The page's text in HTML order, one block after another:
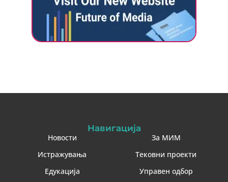
Навигација
Новости
Истражувања
Едукација
За МИМ
Тековни проекти
Управен одбор